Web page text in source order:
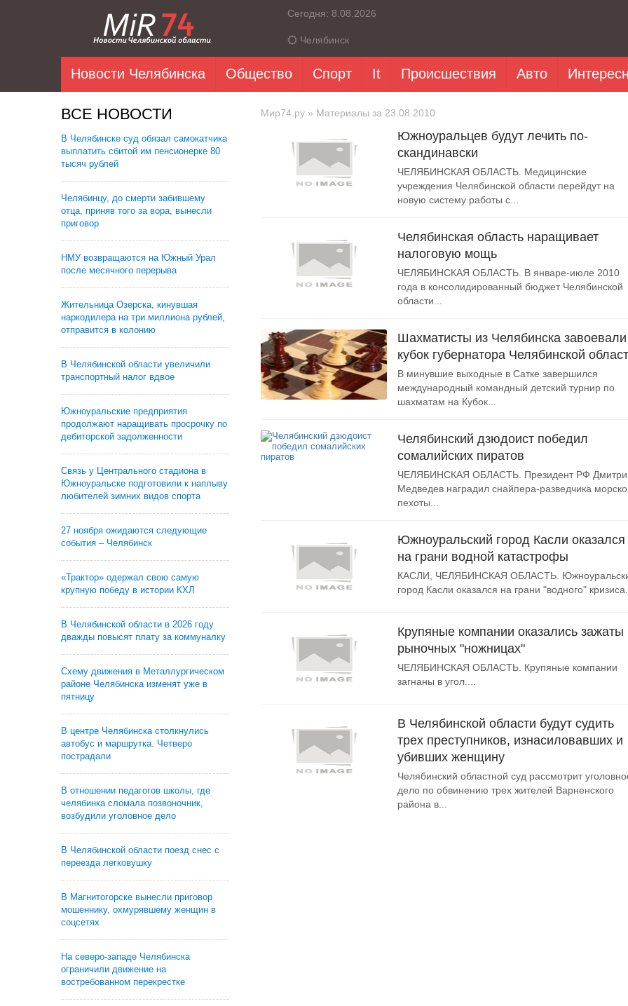
Сегодня: 8.08.2026
Челябинск
Новости Челябинска Общество Спорт It Происшествия Авто
ВСЕ НОВОСТИ
В Челябинске суд обязал самокатчика
выплатить сбитой им пенсионерке 80
тысяч рублей
Челябинцу, до смерти забившему
отца, приняв того за вора, вынесли
приговор
НМУ возвращаются на Южный Урал
после месячного перерыва
Жительница Озерска, кинувшая
наркодилера на три миллиона рублей,
отправится в колонию
В Челябинской области увеличили
транспортный налог вдвое
Южноуральские предприятия
продолжают наращивать просрочку по
дебиторской задолженности
Связь у Центрального стадиона в
Южноуральске подготовили к наплыву
любителей зимних видов спорта
27 ноября ожидаются следующие
события – Челябинск
«Трактор» одержал свою самую
крупную победу в истории КХЛ
В Челябинской области в 2026 году
дважды повысят плату за коммуналку
Схему движения в Металлургическом
районе Челябинска изменят уже в
пятницу
В центре Челябинска столкнулись
автобус и маршрутка. Четверо
пострадали
В отношении педагогов школы, где
челябинка сломала позвоночник,
возбудили уголовное дело
В Челябинской области поезд снес с
переезда легковушку
В Магнитогорске вынесли приговор
мошеннику, охмурявшему женщин в
соцсетях
На северо-западе Челябинска
ограничили движение на
востребованном перекрестке
Мир74.ру » Материалы за 23.08.2010
Южноуральцев будут лечить по-
скандинавски
ЧЕЛЯБИНСКАЯ ОБЛАСТЬ. Медицинские
учреждения Челябинской области перейдут на
новую систему работы с...
Челябинская область наращивает
налоговую мощь
ЧЕЛЯБИНСКАЯ ОБЛАСТЬ. В январе-июле 2010
года в консолидированный бюджет Челябинской
области...
Шахматисты из Челябинска завоевали
кубок губернатора Челябинской
В минувшие выходные в Сатке завершился
международный командный детский турнир по
шахматам на Кубок...
Челябинский дзюдоист победил
сомалийских пиратов
ЧЕЛЯБИНСКАЯ ОБЛАСТЬ. Президент РФ
Медведев наградил снайпера-разведчика
пехоты...
Южноуральский город Касли оказался
на грани водной катастрофы
КАСЛИ, ЧЕЛЯБИНСКАЯ ОБЛАСТЬ.
город Касли оказался на грани "водного"
Крупяные компании оказались зажаты
рыночных "ножницах"
ЧЕЛЯБИНСКАЯ ОБЛАСТЬ. Крупяные компании
загнаны в угол....
В Челябинской области будут судить
трех преступников, изнасиловавших и
убивших женщину
Челябинский областной суд рассмотрит
дело по обвинению трех жителей Варненского
района в...